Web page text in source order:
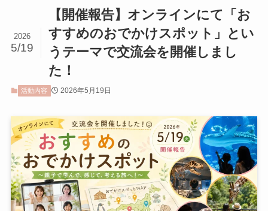
【開催報告】オンラインにて「お
すすめのおでかけスポット」とい
うテーマで交流会を開催しまし
た！
2026
5/19
活動内容 2026年5月19日